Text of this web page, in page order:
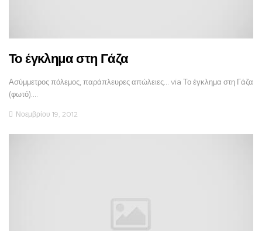
Το έγκλημα στη Γάζα
Ασύμμετρος πόλεμος, παράπλευρες απώλειες... via Το έγκλημα στη Γάζα
(φωτό).…
Νοεμβρίου 19, 2012